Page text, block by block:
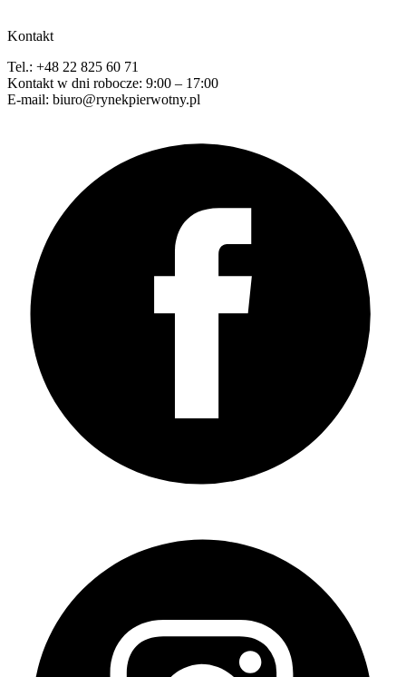
Kontakt
Tel.: +48 22 825 60 71
Kontakt w dni robocze: 9:00 – 17:00
E-mail: biuro@rynekpierwotny.pl